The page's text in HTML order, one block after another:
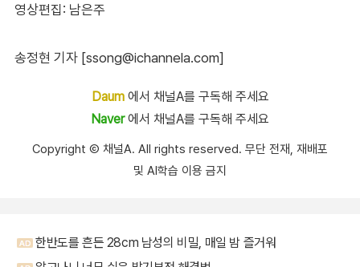
영상편집: 남은주
송정현 기자 [ssong@ichannela.com]
Daum에서 채널A를 구독해 주세요
Naver에서 채널A를 구독해 주세요
Copyright Ⓒ 채널A. All rights reserved. 무단 전재, 재배포
및 AI학습 이용 금지